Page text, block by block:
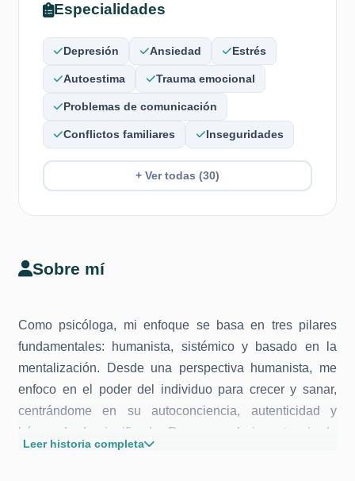
Sobre mí
Como psicóloga, mi enfoque se basa en tres pilares
fundamentales: humanista, sistémico y basado en la
mentalización. Desde una perspectiva humanista, me
enfoco en el poder del individuo para crecer y sanar,
centrándome en su autoconciencia, autenticidad y
búsqueda de significado. Reconozco la importancia de
los sistemas en los que las personas están inmersas,
Leer historia completa
Especialidades
Depresión Ansiedad Estrés
Autoestima Trauma emocional
Problemas de comunicación
Conflictos familiares Inseguridades
+ Ver todas (30)